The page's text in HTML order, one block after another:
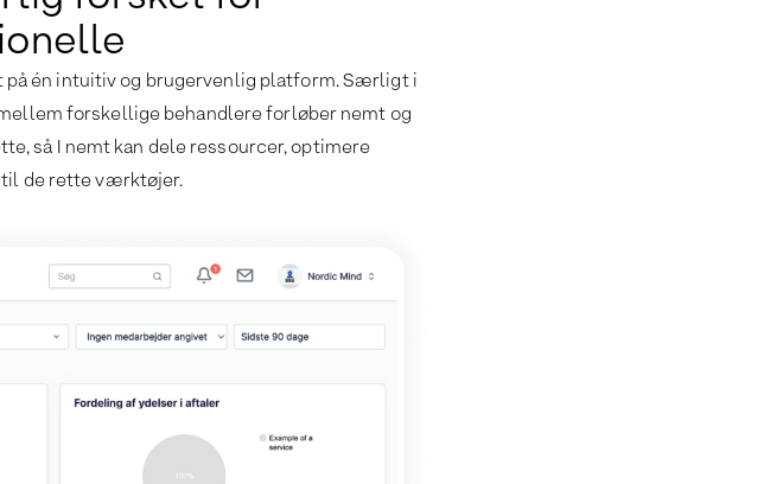
én intuitiv og brugervenlig platform. Særligt i
forskellige behandlere forløber nemt og
så I nemt kan dele ressourcer, optimere
til de rette værktøjer.